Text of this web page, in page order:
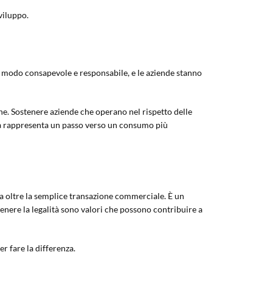
consapevole e responsabile, e le aziende stanno
Sostenere aziende che operano nel rispetto delle
un passo verso un consumo più
la semplice transazione commerciale. È un
la legalità sono valori che possono contribuire a
fare la differenza.